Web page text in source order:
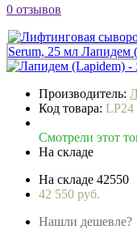
0 отзывов
Производитель:
Код товара: LP24
Смотрели этот
На складе
На складе 42550
42 550 руб.
Нашли дешевле?